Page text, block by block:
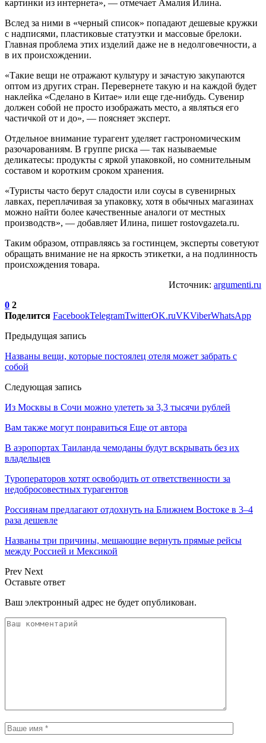
картинки из интернета», — отмечает Амалия Илина.
Вслед за ними в «черный список» попадают дешевые кружки
с надписями, пластиковые статуэтки и массовые брелоки.
Главная проблема этих изделий даже не в недолговечности, а
в их происхождении.
«Такие вещи не отражают культуру и зачастую закупаются
оптом из других стран. Перевернете такую и на каждой будет
наклейка «Сделано в Китае» или еще где-нибудь. Сувенир
должен собой не просто изображать место, а являться его
частичкой от и до», — поясняет эксперт.
Отдельное внимание турагент уделяет гастрономическим
разочарованиям. В группе риска — так называемые
деликатесы: продукты с яркой упаковкой, но сомнительным
составом и коротким сроком хранения.
«Туристы часто берут сладости или соусы в сувенирных
лавках, переплачивая за упаковку, хотя в обычных магазинах
можно найти более качественные аналоги от местных
производств», — добавляет Илина, пишет rostovgazeta.ru.
Таким образом, отправляясь за гостинцем, эксперты советуют
обращать внимание не на яркость этикетки, а на подлинность
происхождения товара.
Источник: argumenti.ru
0 2
Поделится FacebookTelegramTwitterOK.ruVKViberWhatsApp
Предыдущая запись
Названы вещи, которые постоялец отеля может забрать с
собой
Следующая запись
Из Москвы в Сочи можно улететь за 3,3 тысячи рублей
Вам также могут понравиться Еще от автора
В аэропортах Таиланда чемоданы будут вскрывать без их
владельцев
Туроператоров хотят освободить от ответственности за
недобросовестных турагентов
Россиянам предлагают отдохнуть на Ближнем Востоке в 3–4
раза дешевле
Названы три причины, мешающие вернуть прямые рейсы
между Россией и Мексикой
Prev Next
Оставьте ответ
Ваш электронный адрес не будет опубликован.